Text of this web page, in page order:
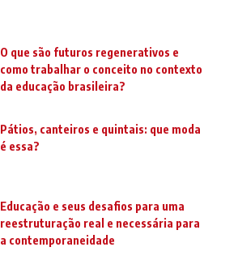
O que são futuros regenerativos e
como trabalhar o conceito no contexto
da educação brasileira?
Pátios, canteiros e quintais: que moda
é essa?
Educação e seus desafios para uma
reestruturação real e necessária para
a contemporaneidade